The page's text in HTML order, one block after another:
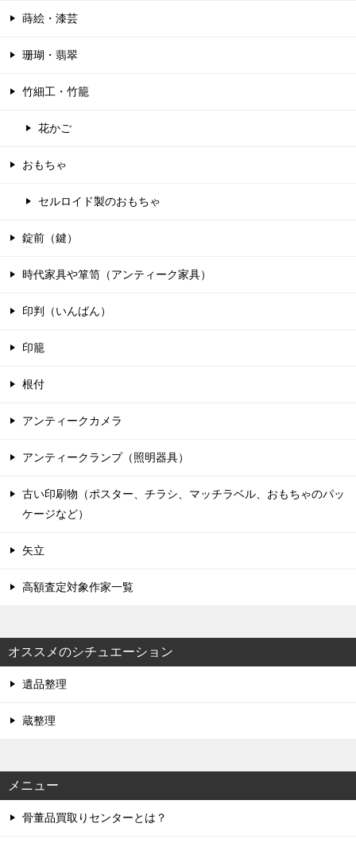
蒔絵・漆芸
珊瑚・翡翠
竹細工・竹籠
花かご
おもちゃ
セルロイド製のおもちゃ
錠前（鍵）
時代家具や箪笥（アンティーク家具）
印判（いんばん）
印籠
根付
アンティークカメラ
アンティークランプ（照明器具）
古い印刷物（ポスター、チラシ、マッチラベル、おもちゃのパッ
ケージなど）
矢立
高額査定対象作家一覧
オススメのシチュエーション
遺品整理
蔵整理
メニュー
骨董品買取りセンターとは？